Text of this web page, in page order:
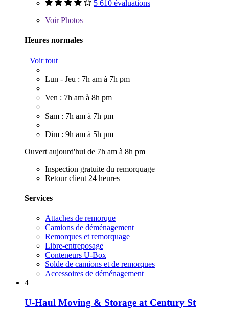
5 610 évaluations
VoirPhotos
Heures normales
Voir tout
Lun - Jeu : 7h am à 7h pm
Ven : 7h am à 8h pm
Sam : 7h am à 7h pm
Dim : 9h am à 5h pm
Ouvert aujourd'hui de 7h am à 8h pm
Inspection gratuite du remorquage
Retour client 24 heures
Services
Attaches de remorque
Camions de déménagement
Remorques et remorquage
Libre-entreposage
Conteneurs U-Box
Solde de camions et de remorques
Accessoires de déménagement
4
U-Haul Moving & Storage at Century St